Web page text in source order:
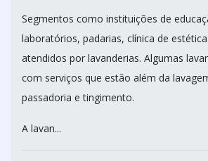
Segmentos como instituições de
laboratórios, padarias, clínica de
atendidos por lavanderias. Algumas
com serviços que estão além da
passadoria e tingimento.
A lavan...